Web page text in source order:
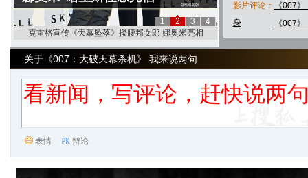
1 2 3
4
《天幕坠落》英国首映礼 众女星露胸拼性感
影片评论：
《007
身
《007
关于《007：大破天幕杀机》 我来说两句
表情 辩论